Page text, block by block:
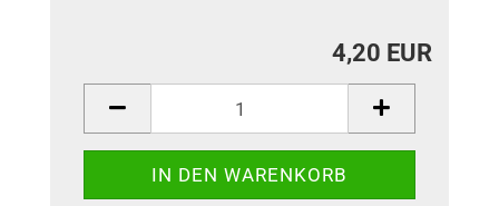
4,20 EUR